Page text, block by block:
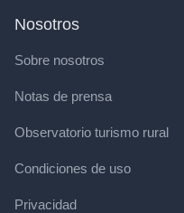
Nosotros
Sobre nosotros
Notas de prensa
Observatorio turismo rural
Condiciones de uso
Privacidad